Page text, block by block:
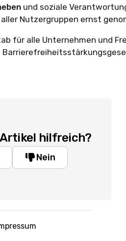
und soziale
Nutzergruppen ernst
für alle Unternehmen und
Artikel hilfreich?
Nein